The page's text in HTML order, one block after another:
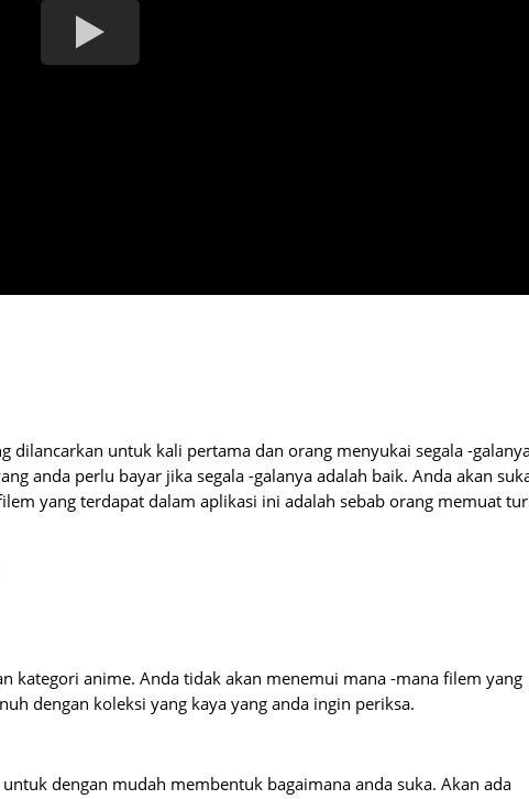
dilancarkan untuk kali pertama dan orang menyukai segala -
anda perlu bayar jika segala -galanya adalah baik. Anda akan
yang terdapat dalam aplikasi ini adalah sebab orang memuat
kategori anime. Anda tidak akan menemui mana -mana filem yang
dengan koleksi yang kaya yang anda ingin periksa.
dengan mudah membentuk bagaimana anda suka. Akan ada